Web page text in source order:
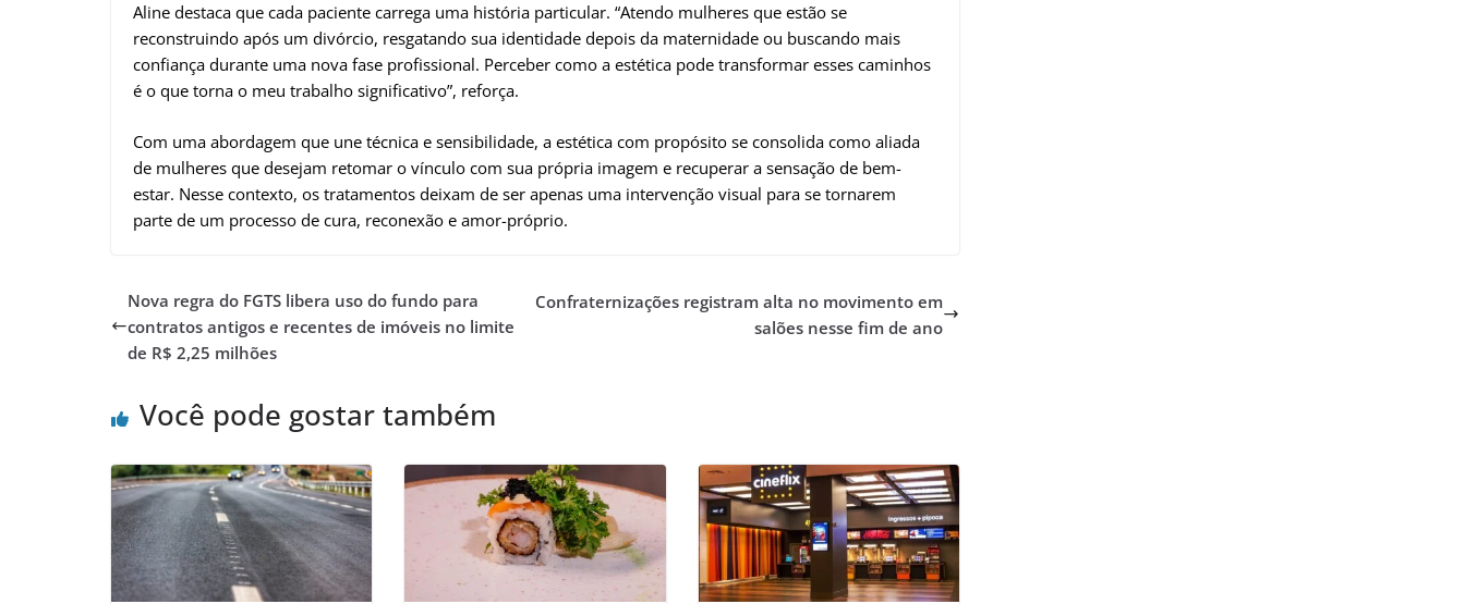
Aline destaca que cada paciente carrega uma história particular. “Atendo mulheres que estão se
reconstruindo após um divórcio, resgatando sua identidade depois da maternidade ou buscando mais
confiança durante uma nova fase profissional. Perceber como a estética pode transformar esses caminhos
é o que torna o meu trabalho significativo”, reforça.
Com uma abordagem que une técnica e sensibilidade, a estética com propósito se consolida como aliada
de mulheres que desejam retomar o vínculo com sua própria imagem e recuperar a sensação de bem-
estar. Nesse contexto, os tratamentos deixam de ser apenas uma intervenção visual para se tornarem
parte de um processo de cura, reconexão e amor-próprio.
Nova regra do FGTS libera uso do fundo para
contratos antigos e recentes de imóveis no limite
de R$ 2,25 milhões
Confraternizações registram alta no movimento em
salões nesse fim de ano
Você pode gostar também